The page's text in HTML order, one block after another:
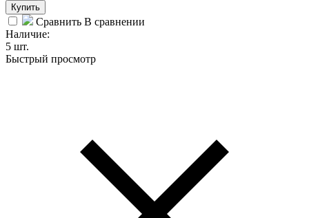
Купить
Сравнить В сравнении
Наличие:
5 шт.
Быстрый просмотр